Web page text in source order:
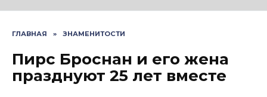
ГЛАВНАЯ » ЗНАМЕНИТОСТИ
Пирс Броснан и его жена
празднуют 25 лет вместе